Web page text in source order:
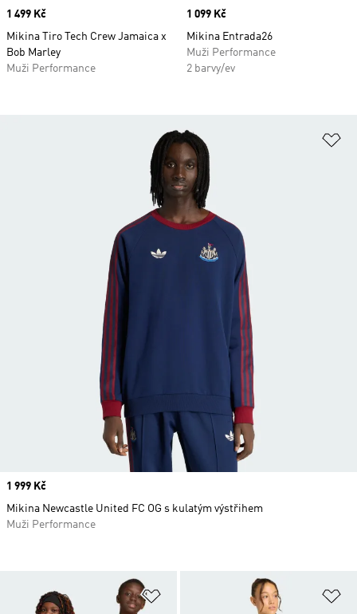
Price
1 499 Kč
Mikina Tiro Tech Crew Jamaica x
Bob Marley
Muži Performance
Price
1 099 Kč
Mikina Entrada26
Muži Performance
2 barvy/ev
Přidat do seznamu přání
Price
1 999 Kč
Mikina Newcastle United FC OG s kulatým výstřihem
Muži Performance